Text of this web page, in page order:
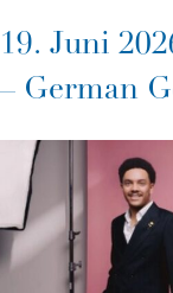
19. Juni
– German